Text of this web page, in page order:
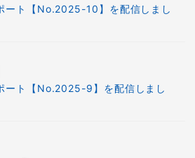
ート【No.2025-10】を配信しまし
ート【No.2025-9】を配信しまし